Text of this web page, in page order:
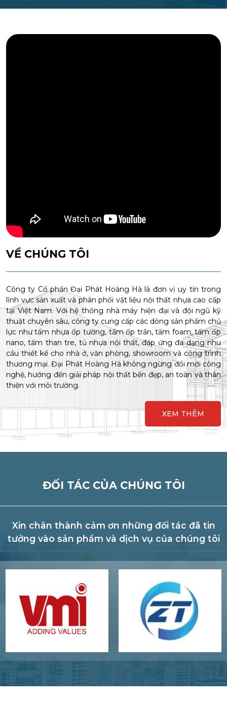
VỀ CHÚNG TÔI
Công ty Cổ phần Đại Phát Hoàng Hà là đơn vị uy tín trong
lĩnh vực sản xuất và phân phối vật liệu nội thất nhựa cao cấp
tại Việt Nam. Với hệ thống nhà máy hiện đại và đội ngũ kỹ
thuật chuyên sâu, công ty cung cấp các dòng sản phẩm chủ
lực như tấm nhựa ốp tường, tấm ốp trần, tấm foam, tấm ốp
nano, tấm than tre, tủ nhựa nội thất, đáp ứng đa dạng nhu
cầu thiết kế cho nhà ở, văn phòng, showroom và công trình
thương mại. Đại Phát Hoàng Hà không ngừng đổi mới công
nghệ, hướng đến giải pháp nội thất bền đẹp, an toàn và thân
thiện với môi trường.
XEM THÊM
ĐỐI TÁC CỦA CHÚNG TÔI
Xin chân thành cảm ơn những đối tác đã tin
tưởng vào sản phẩm và dịch vụ của chúng tôi